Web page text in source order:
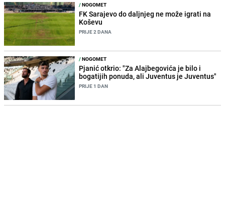
/NOGOMET
FK Sarajevo do daljnjeg ne može igrati na
Koševu
PRIJE 2 DANA
/NOGOMET
Pjanić otkrio: "Za Alajbegovića je bilo i
bogatijih ponuda, ali Juventus je Juventus"
PRIJE 1 DAN